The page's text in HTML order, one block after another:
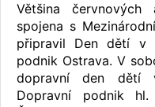
Většina
spojena s
připravil Den dětí v
podnik Ostrava. V
dopravní den dětí
Dopravní podnik